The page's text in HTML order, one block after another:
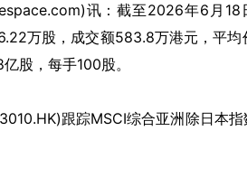
讯：截至2026年6月
万股，成交额583.8万港元，平
股，每手100股。
跟踪MSCI综合亚洲除日本